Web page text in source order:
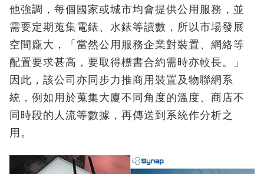
他強調，每個國家或城市均會提供公用服務，並
需要定期蒐集電錶、水錶等讀數，所以市場發展
空間龐大，「當然公用服務企業對裝置、網絡等
配置要求甚高，要取得標書合約需時亦較長。」
因此，該公司亦同步力推商用裝置及物聯網系
統，例如用於蒐集大廈不同角度的溫度、商店不
同時段的人流等數據，再傳送到系統作分析之
用。